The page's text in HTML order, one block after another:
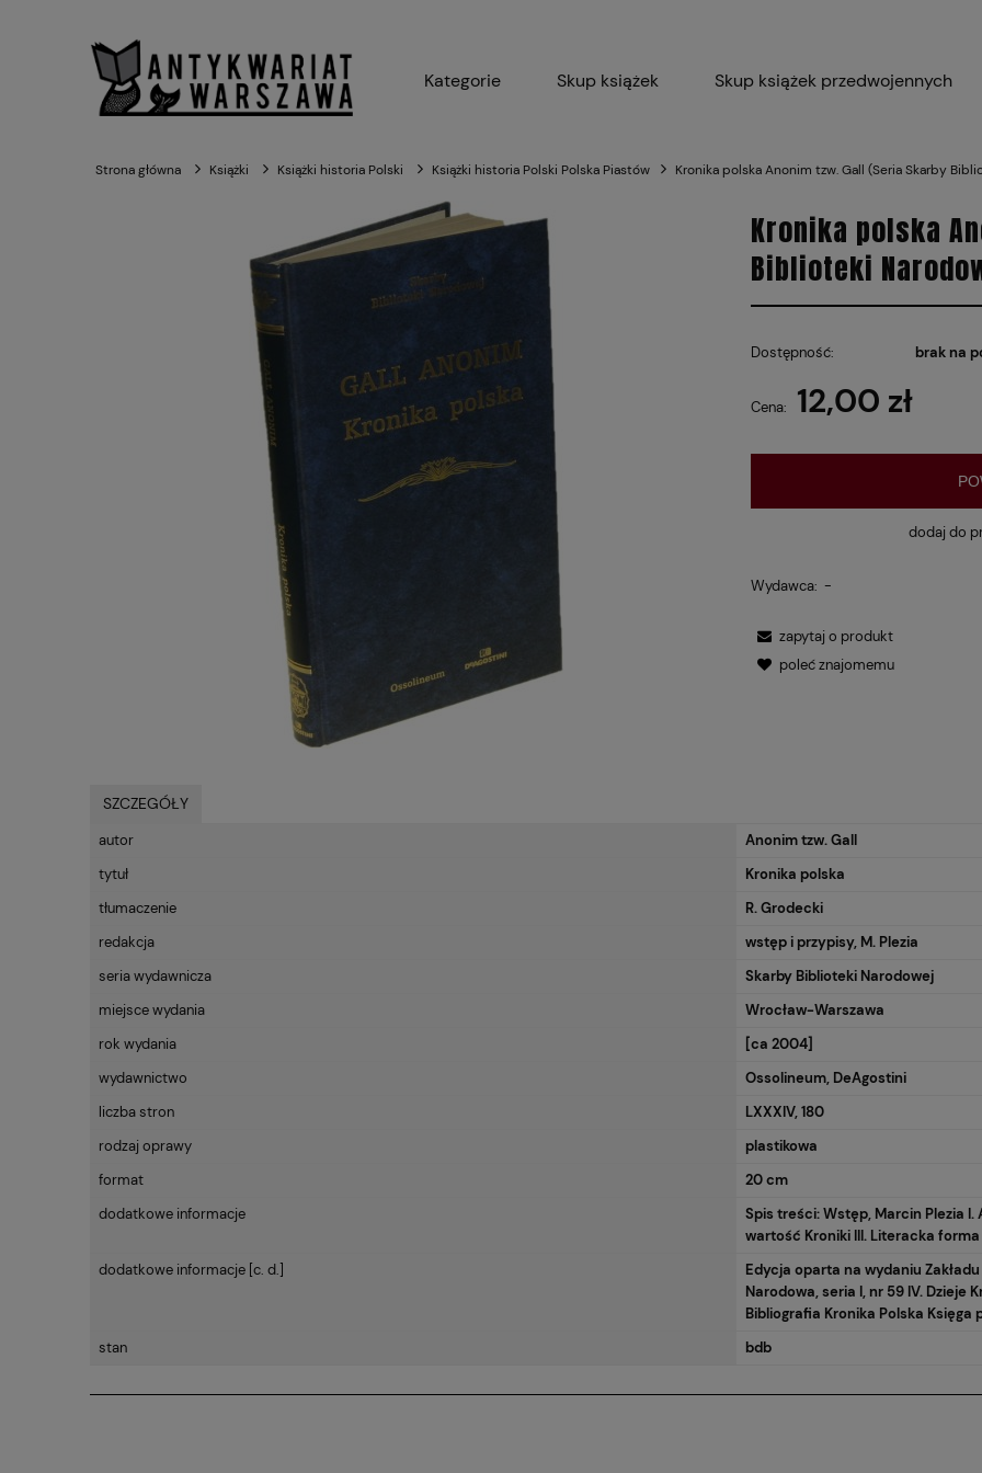
Kategorie Skup książek Skup książek przedwojennych
Strona główna Książki Książki historia Polski Książki historia Polski Polska Piastów Kronika polska Anonim tzw. Gall (Seria Skarby
Kronika polska
Biblioteki
Dostępność: brak na
Cena: 12,00 zł
dodaj do
Wydawca: -
zapytaj o produkt
poleć znajomemu
SZCZEGÓŁY
autor
Anonim tzw. Gall
tytuł
Kronika polska
tłumaczenie
R. Grodecki
redakcja
wstęp i przypisy, M. Plezia
seria wydawnicza
Skarby Biblioteki Narodowej
miejsce wydania
Wrocław-Warszawa
rok wydania
[ca 2004]
wydawnictwo
Ossolineum, DeAgostini
liczba stron
LXXXIV, 180
rodzaj oprawy
plastikowa
format
20 cm
dodatkowe informacje
Spis treści: Wstęp, Marcin Plezia
wartość Kroniki III. Literacka
dodatkowe informacje [c. d.]
Edycja oparta na wydaniu
Narodowa, seria I, nr 59 IV. Dzieje
Bibliografia Kronika Polska Księga
stan
bdb